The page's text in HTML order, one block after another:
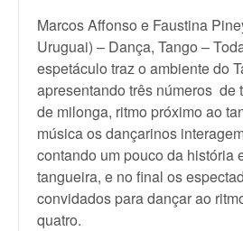
Marcos Affonso e Faustina
Uruguai) – Dança, Tango –
espetáculo traz o ambiente do
apresentando três números de
de milonga, ritmo próximo ao
música os dançarinos
contando um pouco da história
tangueira, e no final os
convidados para dançar ao
quatro.